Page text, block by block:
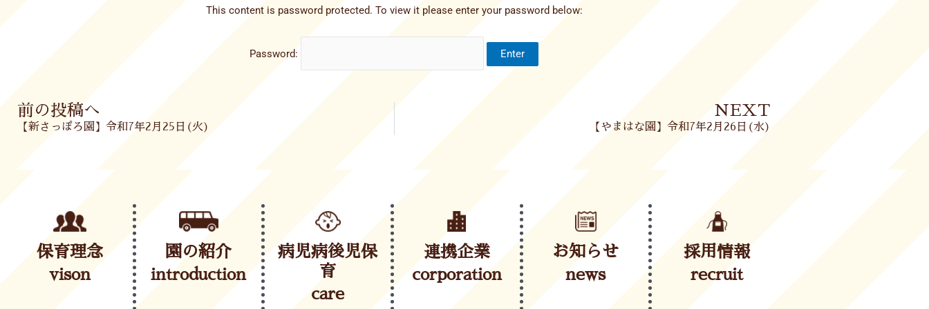
This content is password protected. To view it please enter your password below:
Password:
Prev
前の投稿へ
【新さっぽろ園】令和7年2月25日(火)
NEXT
【やまはな園】令和7年2月26日(水)
保育理念
vison
園の紹介
introduction
病児病後児保
育
care
連携企業
corporation
お知らせ
news
採用情報
recruit